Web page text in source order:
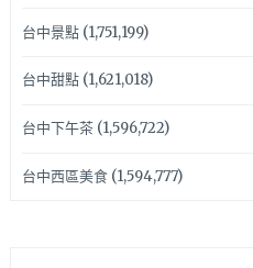
台中景點(1,751,199)
台中甜點(1,621,018)
台中下午茶(1,596,722)
台中西區美食(1,594,777)